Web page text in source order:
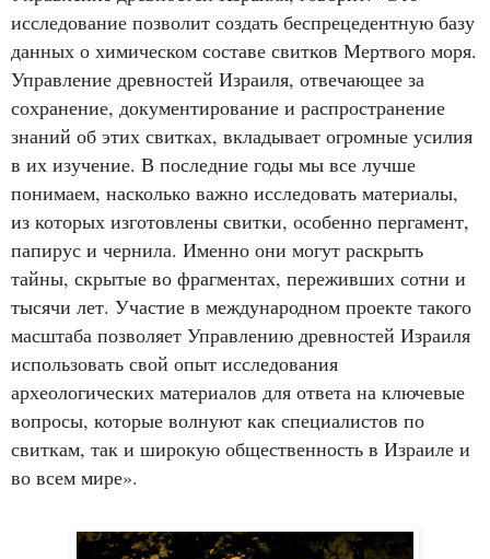
исследование позволит создать беспрецедентную базу
данных о химическом составе свитков Мертвого моря.
Управление древностей Израиля, отвечающее за
сохранение, документирование и распространение
знаний об этих свитках, вкладывает огромные усилия
в их изучение. В последние годы мы все лучше
понимаем, насколько важно исследовать материалы,
из которых изготовлены свитки, особенно пергамент,
папирус и чернила. Именно они могут раскрыть
тайны, скрытые во фрагментах, переживших сотни и
тысячи лет. Участие в международном проекте такого
масштаба позволяет Управлению древностей Израиля
использовать свой опыт исследования
археологических материалов для ответа на ключевые
вопросы, которые волнуют как специалистов по
свиткам, так и широкую общественность в Израиле и
во всем мире».